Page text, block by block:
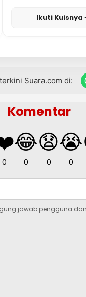
Ikuti Kuisnya
Suara.com di:
Komentar
0
😂
0
😧
0
😭
0
jawab pengguna dan